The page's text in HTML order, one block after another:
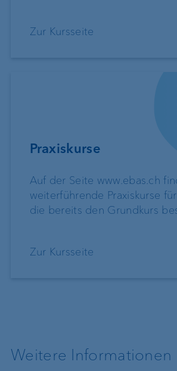
Zur Kursseite
Praxiskurse
Auf der Seite www.ebas.ch
weiterführende Praxiskurse
die bereits den Grundkurs
Zur Kursseite
Weitere Informationen